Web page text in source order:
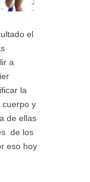
el
a
la
y
de ellas
de los
eso hoy